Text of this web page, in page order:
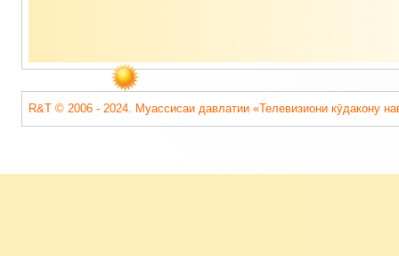
R&T © 2006 - 2024. Муассисаи давлатии «Телевизиони кӯдакону